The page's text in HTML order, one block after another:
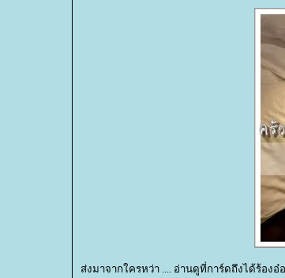
ส่งมาจากใครหว่า .... อ่านดูที่การ์ดถึงได้ร้อง